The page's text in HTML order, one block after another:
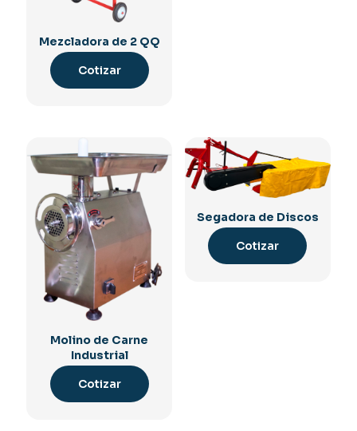
Mezcladora de 2 QQ
Cotizar
Molino de Carne
Industrial
Cotizar
Segadora de Discos
Cotizar